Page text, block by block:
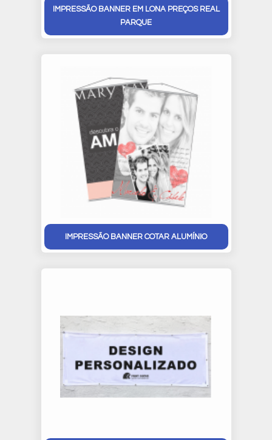
IMPRESSÃO BANNER EM LONA PREÇOS REAL
PARQUE
IMPRESSÃO BANNER COTAR ALUMÍNIO